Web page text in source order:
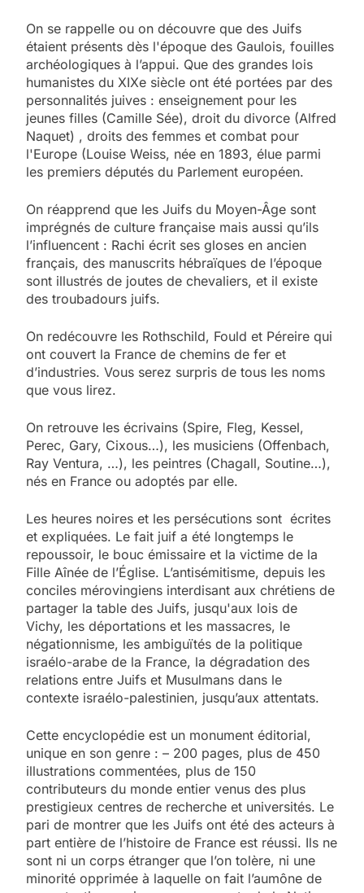
On se rappelle ou on découvre que des Juifs
étaient présents dès l'époque des Gaulois, fouilles
archéologiques à l’appui. Que des grandes lois
humanistes du XIXe siècle ont été portées par des
personnalités juives : enseignement pour les
jeunes filles (Camille Sée), droit du divorce (Alfred
Naquet) , droits des femmes et combat pour
l'Europe (Louise Weiss, née en 1893, élue parmi
les premiers députés du Parlement européen.
On réapprend que les Juifs du Moyen-Âge sont
imprégnés de culture française mais aussi qu’ils
l’influencent : Rachi écrit ses gloses en ancien
français, des manuscrits hébraïques de l’époque
sont illustrés de joutes de chevaliers, et il existe
des troubadours juifs.
On redécouvre les Rothschild, Fould et Péreire qui
ont couvert la France de chemins de fer et
d’industries. Vous serez surpris de tous les noms
que vous lirez.
On retrouve les écrivains (Spire, Fleg, Kessel,
Perec, Gary, Cixous…), les musiciens (Offenbach,
Ray Ventura, …), les peintres (Chagall, Soutine…),
nés en France ou adoptés par elle.
Les heures noires et les persécutions sont écrites
et expliquées. Le fait juif a été longtemps le
repoussoir, le bouc émissaire et la victime de la
Fille Aînée de l’Église. L’antisémitisme, depuis les
conciles mérovingiens interdisant aux chrétiens de
partager la table des Juifs, jusqu'aux lois de
Vichy, les déportations et les massacres, le
négationnisme, les ambiguïtés de la politique
israélo-arabe de la France, la dégradation des
relations entre Juifs et Musulmans dans le
contexte israélo-palestinien, jusqu’aux attentats.
Cette encyclopédie est un monument éditorial,
unique en son genre : – 200 pages, plus de 450
illustrations commentées, plus de 150
contributeurs du monde entier venus des plus
prestigieux centres de recherche et universités. Le
pari de montrer que les Juifs ont été des acteurs à
part entière de l’histoire de France est réussi. Ils ne
sont ni un corps étranger que l’on tolère, ni une
minorité opprimée à laquelle on fait l’aumône de